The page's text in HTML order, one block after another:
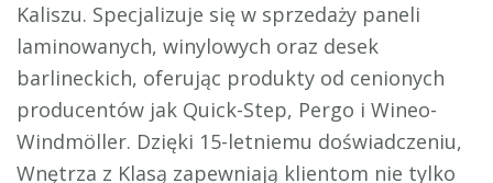
Kaliszu. Specjalizuje się w sprzedaży paneli
laminowanych, winylowych oraz desek
barlineckich, oferując produkty od cenionych
producentów jak Quick-Step, Pergo i Wineo-
Windmöller. Dzięki 15-letniemu doświadczeniu,
Wnętrza z Klasą zapewniają klientom nie tylko